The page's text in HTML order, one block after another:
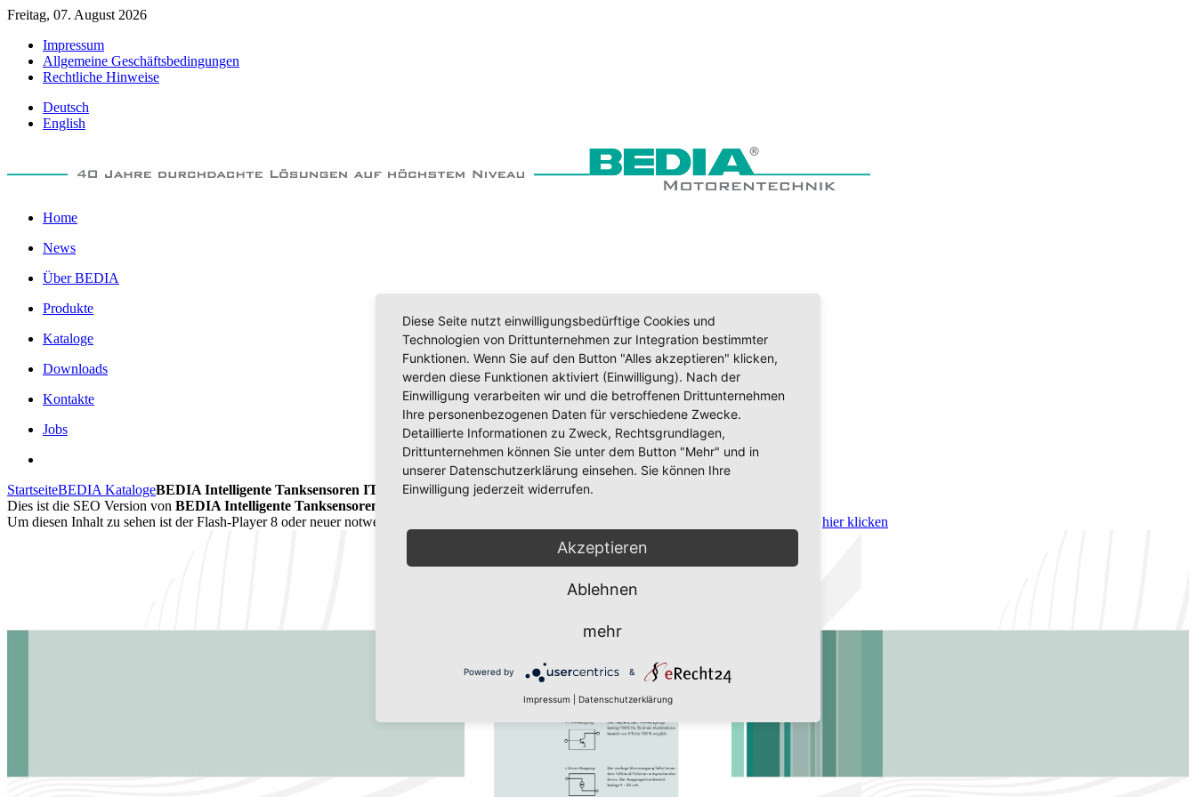
Freitag, 07. August 2026
Impressum
Allgemeine Geschäftsbedingungen
Rechtliche Hinweise
Deutsch
English
Home
News
Über BEDIA
Produkte
Kataloge
Downloads
Kontakte
Jobs
StartseiteBEDIA KatalogeBEDIA Intelligente Tanksensoren ITS 60/65
Dies ist die SEO Version von BEDIA Intelligente Tanksensoren ITS 60/65 Seite 18
Um diesen Inhalt zu sehen ist der Flash-Player 8 oder neuer notwendig und Javascript muss erlaubt sein. Zum downloaden des Flach-Player bitte hier klicken
Diese Seite nutzt einwilligungsbedürftige Cookies und
Technologien von Drittunternehmen zur Integration bestimmter
Funktionen. Wenn Sie auf den Button "Alles akzeptieren" klicken,
werden diese Funktionen aktiviert (Einwilligung). Nach der
Einwilligung verarbeiten wir und die betroffenen Drittunternehmen
Ihre personenbezogenen Daten für verschiedene Zwecke.
Detaillierte Informationen zu Zweck, Rechtsgrundlagen,
Drittunternehmen können Sie unter dem Button "Mehr" und in
unserer Datenschutzerklärung einsehen. Sie können Ihre
Einwilligung jederzeit widerrufen.
Akzeptieren
Ablehnen
mehr
Powered by &
Impressum Datenschutzerklärung